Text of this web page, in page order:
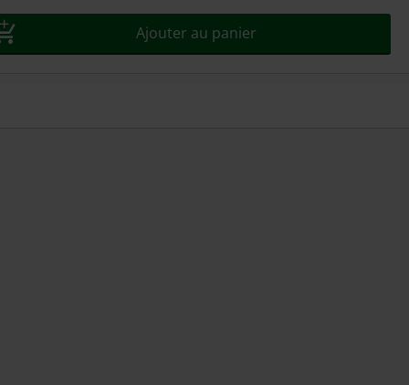
Ajouter au panier